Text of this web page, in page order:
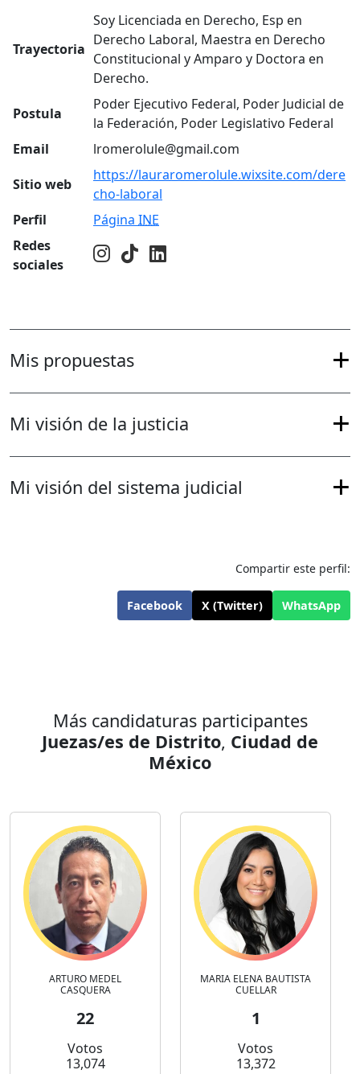
Trayectoria
Soy Licenciada en Derecho, Esp en
Derecho Laboral, Maestra en Derecho
Constitucional y Amparo y Doctora en
Derecho.
Postula
Poder Ejecutivo Federal, Poder Judicial de
la Federación, Poder Legislativo Federal
Email
lromerolule@gmail.com
Sitio web
https://lauraromerolule.wixsite.com/dere
cho-laboral
Perfil
Página INE
Redes
sociales
Mis propuestas
Mi visión de la justicia
Mi visión del sistema judicial
Compartir este perfil:
Facebook X (Twitter) WhatsApp
Más candidaturas participantes
Juezas/es de Distrito, Ciudad de
México
ARTURO MEDEL
CASQUERA
22
Votos
13,074
MARIA ELENA BAUTISTA
CUELLAR
1
Votos
13,372